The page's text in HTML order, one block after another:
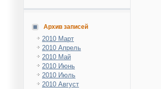
Архив записей
2010 Март
2010 Апрель
2010 Май
2010 Июнь
2010 Июль
2010 Август